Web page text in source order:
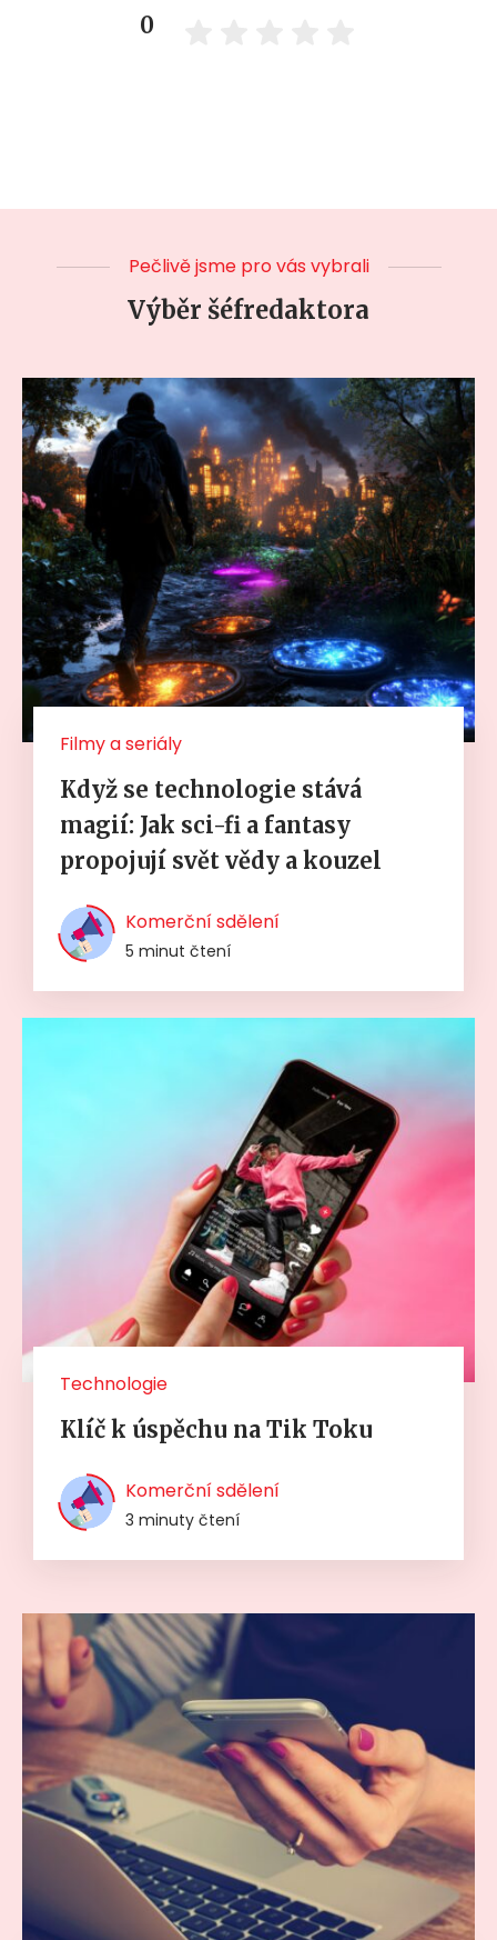
0
Pečlivě jsme pro vás vybrali
Výběr šéfredaktora
Filmy a seriály
Když se technologie stává
magií: Jak sci-fi a fantasy
propojují svět vědy a kouzel
Komerční sdělení
5 minut čtení
Technologie
Klíč k úspěchu na Tik Toku
Komerční sdělení
3 minuty čtení